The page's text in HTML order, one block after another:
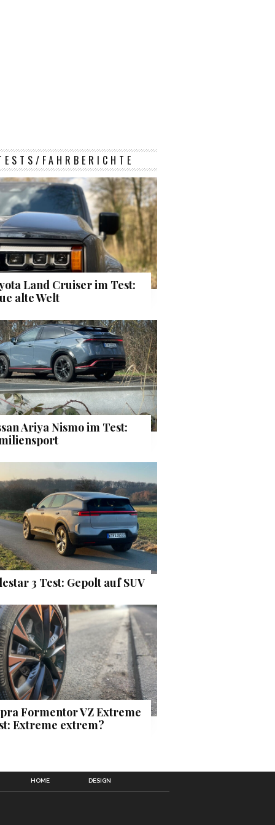
FAHRBERICHTE
Land Cruiser im Test:
alte Welt
Ariya Nismo im Test:
3 Test: Gepolt auf SUV
Formentor VZ Extreme
Extreme extrem?
HOME DESIGN